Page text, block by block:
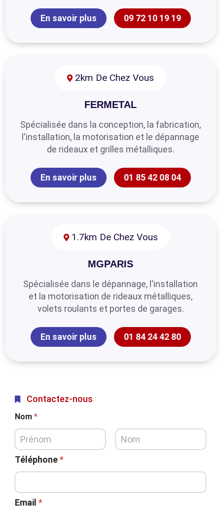
En savoir plus 09 72 10 19 19
2km De Chez Vous
FERMETAL
Spécialisée dans la conception, la fabrication,
l'installation, la motorisation et le dépannage
de rideaux et grilles métalliques.
En savoir plus 01 85 42 08 04
1.7km De Chez Vous
MGPARIS
Spécialisée dans le dépannage, l'installation
et la motorisation de rideaux métalliques,
volets roulants et portes de garages.
En savoir plus 01 84 24 42 80
Contactez-nous
Nom *
Téléphone*
Email *